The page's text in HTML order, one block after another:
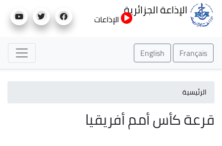
إلى
الإذاعة الجزائرية
الإذاعات
Français
English
الرئيسية
قرعة كأس أمم أفريقيا